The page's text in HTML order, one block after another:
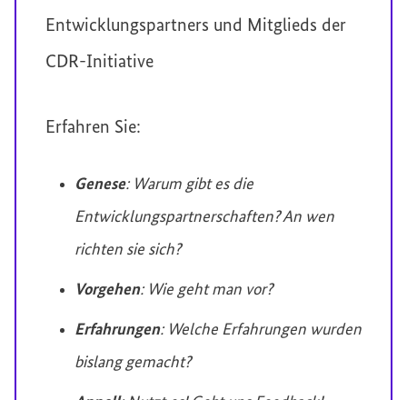
Entwicklungspartners und Mitglieds der
CDR-Initiative
Erfahren Sie:
Genese: Warum gibt es die
Entwicklungspartnerschaften? An wen
richten sie sich?
Vorgehen: Wie geht man vor?
Erfahrungen: Welche Erfahrungen wurden
bislang gemacht?